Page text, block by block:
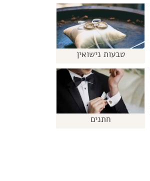
טבעות נישואין
חתנים